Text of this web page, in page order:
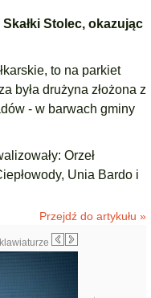
Stolec, okazując
to na parkiet
była drużyna złożona z
- w barwach gminy
Orzeł
Unia Bardo i
Przejdź do artykułu »